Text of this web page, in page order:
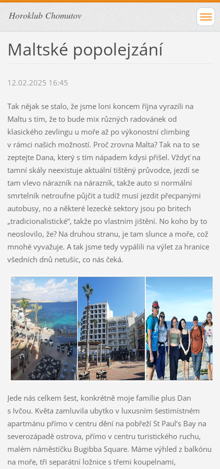
Horoklub Chomutov
Maltské popolejzání
12.02.2025 16:45
Tak nějak se stalo, že jsme loni koncem října vyrazili na
Maltu s tím, že to bude mix různých radovánek od
klasického zevlingu u moře až po výkonostní climbing
v rámci našich možností. Proč zrovna Malta? Tak na to se
zeptejte Dana, který s tím nápadem kdysi přišel. Vždyť na
tamní skály neexistuje aktuální tištěný průvodce, jezdí se
tam vlevo nárazník na nárazník, takže auto si normální
smrtelník netroufne půjčit a tudíž musí jezdit přecpanými
autobusy, no a některé lezecké sektory jsou po britech
„tradicionalistické“, takže po vlastním jištění. No koho by to
neoslovilo, že? Na druhou stranu, je tam slunce a moře, což
mnohé vyvažuje. A tak jsme tedy vypálili na výlet za hranice
všedních dnů netušíc, co nás čeká.
Jede nás celkem šest, konkrétně moje famílie plus Dan
s Ivčou. Květa zamluvila ubytko v luxusním šestimístném
apartmánu přímo v centru dění na pobřeží St Paul‘s Bay na
severozápadě ostrova, přímo v centru turistického ruchu,
malém náměstíčku Bugibba Square. Máme výhled z balkónu
na moře, tři separátní ložnice s třemi koupelnami,